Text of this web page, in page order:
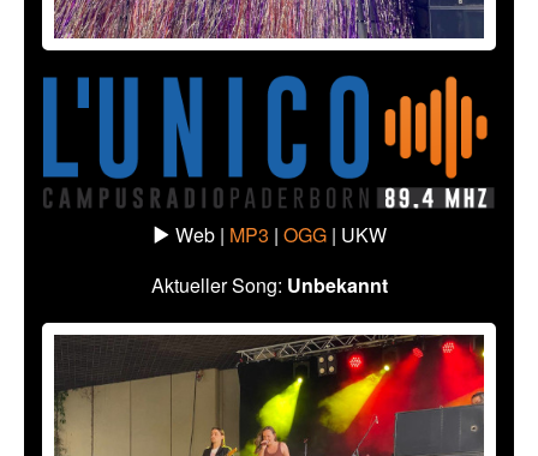
Web | MP3 | OGG | UKW
Aktueller Song: Unbekannt